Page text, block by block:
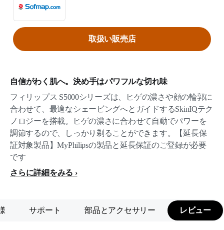
自信がわく肌へ。決め手はパワフルな切れ味
フィリップス S5000シリーズは、ヒゲの濃さや顔の輪郭に
合わせて、最適なシェービングへとガイドするSkinIQテク
ノロジーを搭載。ヒゲの濃さに合わせて自動でパワーを
調節するので、しっかり剃ることができます。【延長保
証対象製品】MyPhilipsの製品と延長保証のご登録が必要
です
さらに詳細をみる
取扱い販売店
サポート 部品とアクセサリー レビュー